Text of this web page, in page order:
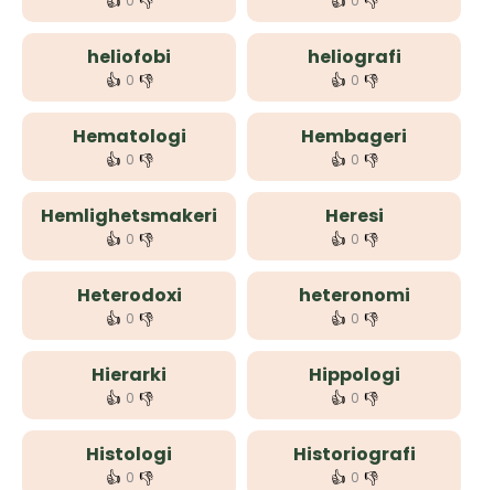
heliofobi
👍 0 👎
heliografi
👍 0 👎
Hematologi
👍 0 👎
Hembageri
👍 0 👎
Hemlighetsmakeri
👍 0 👎
Heresi
👍 0 👎
Heterodoxi
👍 0 👎
heteronomi
👍 0 👎
Hierarki
👍 0 👎
Hippologi
👍 0 👎
Histologi
👍 0 👎
Historiografi
👍 0 👎